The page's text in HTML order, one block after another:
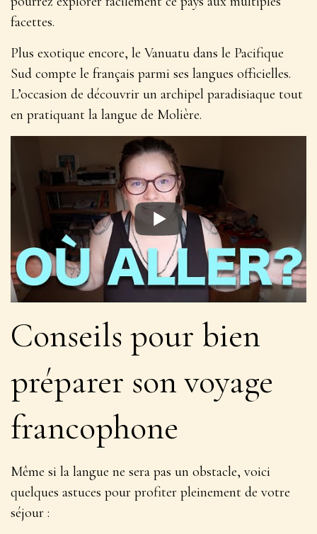
facettes.
Plus exotique encore, le Vanuatu dans le Pacifique
Sud compte le français parmi ses langues officielles.
L’occasion de découvrir un archipel paradisiaque tout
en pratiquant la langue de Molière.
Conseils pour bien
préparer son voyage
francophone
Même si la langue ne sera pas un obstacle, voici
quelques astuces pour profiter pleinement de votre
séjour :